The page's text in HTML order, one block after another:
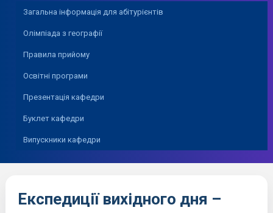
Загальна інформація для абітурієнтів
Олімпіада з географії
Правила прийому
Освітні програми
Презентація кафедри
Буклет кафедри
Випускники кафедри
Експедиції вихідного дня –